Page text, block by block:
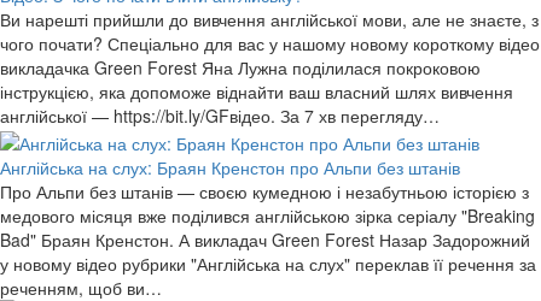
Ви нарешті прийшли до вивчення англійської мови, але не знаєте, з
чого почати? Спеціально для вас у нашому новому короткому відео
викладачка Green Forest Яна Лужна поділилася покроковою
інструкцією, яка допоможе віднайти ваш власний шлях вивчення
англійської — https://bit.ly/GFвідео. За 7 хв перегляду…
Англійська на слух: Браян Кренстон про Альпи без штанів
Про Альпи без штанів — своєю кумедною і незабутньою історією з
медового місяця вже поділився англійською зірка серіалу "Breaking
Bad" Браян Кренстон. А викладач Green Forest Назар Задорожний
у новому відео рубрики "Англійська на слух" переклав її речення за
реченням, щоб ви…